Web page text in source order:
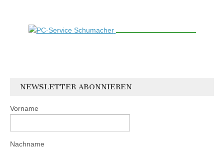
NEWSLETTER ABONNIEREN
Vorname
Nachname